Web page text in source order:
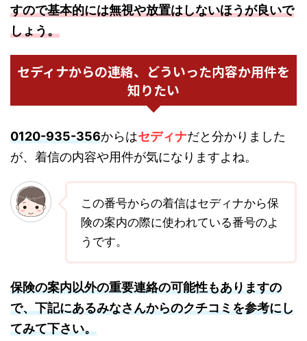
すので基本的には無視や放置はしないほうが良いで
しょう。
セディナからの連絡、どういった内容か用件を
知りたい
0120-935-356からはセディナだと分かりました
が、着信の内容や用件が気になりますよね。
この番号からの着信はセディナから保
険の案内の際に使われている番号のよ
うです。
保険の案内以外の重要連絡の可能性もありますの
で、下記にあるみなさんからのクチコミを参考にし
てみて下さい。